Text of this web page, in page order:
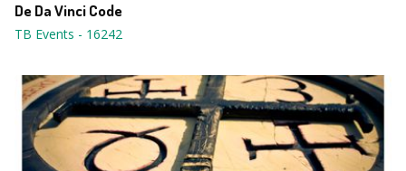
De Da Vinci Code
TB Events - 16242